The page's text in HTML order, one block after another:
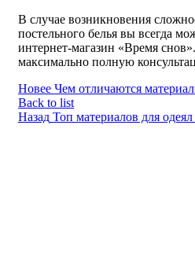
В случае возникновения
постельного белья вы всегда
интернет-магазин «Время
максимально полную
Новее Чем отличаются
Back to list
Назад Топ материалов для